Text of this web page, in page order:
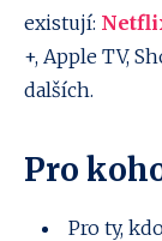
existují:
+, Apple TV,
dalších.
Pro
Pro ty,